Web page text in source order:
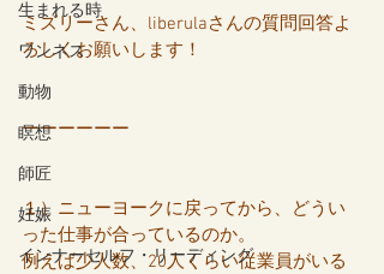
生まれる時
ワンネス
動物
瞑想
師匠
妊娠
インナーセルフ・リーディング
ミズリーさん、liberulaさんの質問回答よ
ろしくお願いします！
ーーーーーー
１）ニューヨークに戻ってから、どうい
った仕事が合っているのか。
例えば少人数、20人くらい従業員がいる